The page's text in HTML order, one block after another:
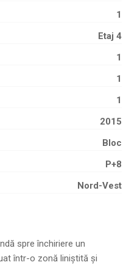
1
Etaj 4
1
1
1
2015
Bloc
P+8
Nord-Vest
spre închiriere un
într-o zonă liniștită și